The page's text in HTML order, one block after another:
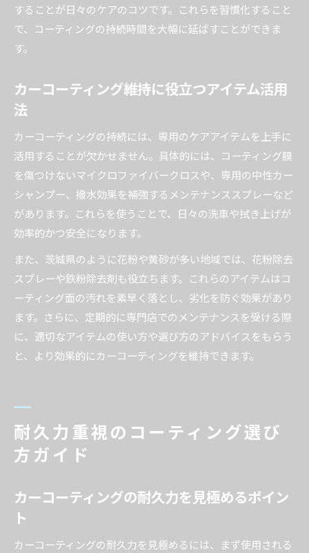
することが日々のケアのコツです。これらを習慣化すること
で、コーティングの持続時間を大幅に延ばすことができま
す。
カーコーティング維持に役立つアイテム活用
法
カーコーティングの持続には、専用のケアアイテムを上手に
活用することが欠かせません。具体的には、コーティング膜
を傷つけないマイクロファイバークロスや、専用の中性カー
シャンプー、撥水効果を補強するメンテナンススプレーなど
があります。これらを使うことで、日々の洗車や拭き上げが
効率的かつ安全になります。
また、茨城県のように花粉や黄砂が多い地域では、花粉除去
スプレーや鉄粉除去剤も役立ちます。これらのアイテムはコ
ーティング面の汚れを素早く落とし、劣化を防ぐ効果があり
ます。さらに、定期的に専門店でのメンテナンスを受ける際
に、適切なアイテムの使い方や選び方のアドバイスをもらう
と、より効果的にカーコーティングを維持できます。
耐久力重視のコーティング選び
方ガイド
カーコーティングの耐久力を見極めるポイン
ト
カーコーティングの耐久力を見極めるには、まず使用される